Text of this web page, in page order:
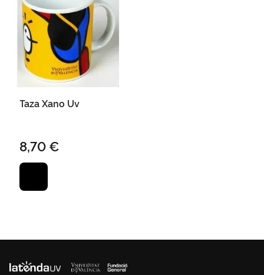
Taza Xano Uv
8,70 €